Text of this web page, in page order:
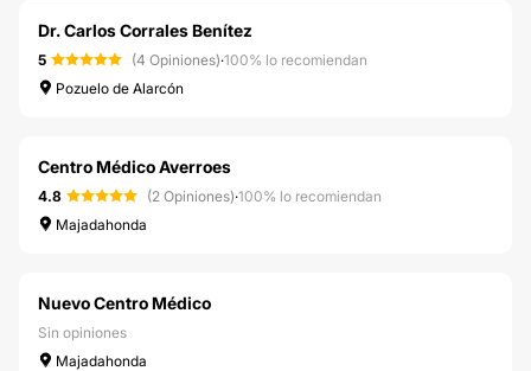
Dr. Carlos Corrales Benítez
5 (4 Opiniones)·100% lo recomiendan
Pozuelo de Alarcón
Centro Médico Averroes
4.8 (2 Opiniones)·100% lo recomiendan
Majadahonda
Nuevo Centro Médico
Sin opiniones
Majadahonda